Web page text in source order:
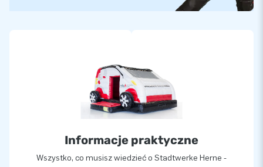
Informacje praktyczne
Wszystko, co musisz wiedzieć o Stadtwerke Herne -